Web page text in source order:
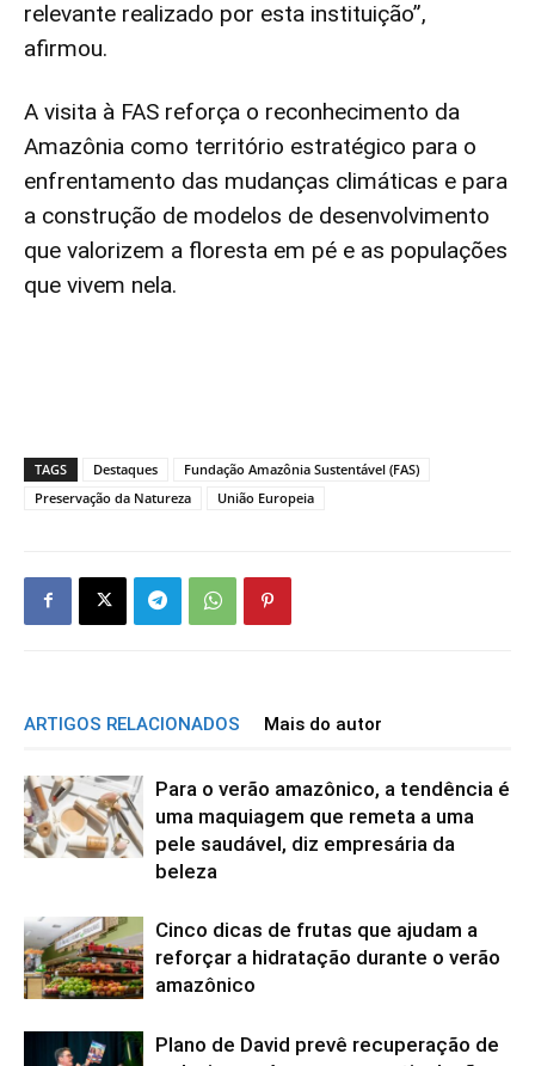
relevante realizado por esta instituição”,
afirmou.
A visita à FAS reforça o reconhecimento da
Amazônia como território estratégico para o
enfrentamento das mudanças climáticas e para
a construção de modelos de desenvolvimento
que valorizem a floresta em pé e as populações
que vivem nela.
TAGS Destaques
Fundação Amazônia Sustentável (FAS)
Preservação da Natureza
União Europeia
ARTIGOS RELACIONADOS Mais do autor
Para o verão amazônico, a tendência é
uma maquiagem que remeta a uma
pele saudável, diz empresária da
beleza
Cinco dicas de frutas que ajudam a
reforçar a hidratação durante o verão
amazônico
Plano de David prevê recuperação de